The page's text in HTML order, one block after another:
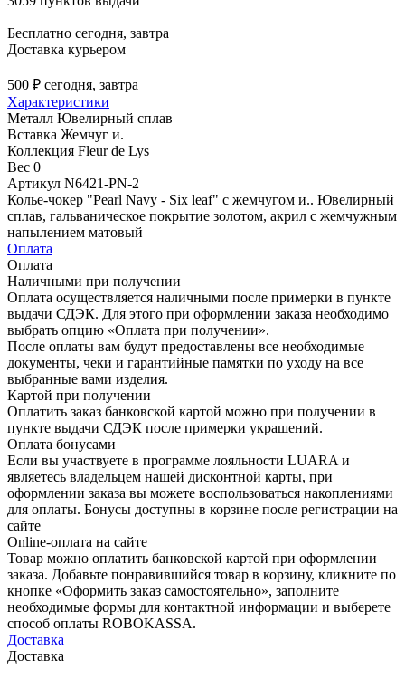
Бесплатно сегодня, завтра
Доставка курьером
500 ₽ сегодня, завтра
Характеристики
Металл Ювелирный сплав
Вставка Жемчуг и.
Коллекция Fleur de Lys
Вес 0
Артикул N6421-PN-2
Колье-чокер "Pearl Navy - Six leaf" с жемчугом и.. Ювелирный
сплав, гальваническое покрытие золотом, акрил с жемчужным
напылением матовый
Оплата
Оплата
Наличными при получении
Оплата осуществляется наличными после примерки в пункте
выдачи СДЭК. Для этого при оформлении заказа необходимо
выбрать опцию «Оплата при получении».
После оплаты вам будут предоставлены все необходимые
документы, чеки и гарантийные памятки по уходу на все
выбранные вами изделия.
Картой при получении
Оплатить заказ банковской картой можно при получении в
пункте выдачи СДЭК после примерки украшений.
Оплата бонусами
Если вы участвуете в программе лояльности LUARA и
являетесь владельцем нашей дисконтной карты, при
оформлении заказа вы можете воспользоваться накоплениями
для оплаты. Бонусы доступны в корзине после регистрации на
сайте
Online-оплата на сайте
Товар можно оплатить банковской картой при оформлении
заказа. Добавьте понравившийся товар в корзину, кликните по
кнопке «Оформить заказ самостоятельно», заполните
необходимые формы для контактной информации и выберете
способ оплаты ROBOKASSA.
Доставка
Доставка